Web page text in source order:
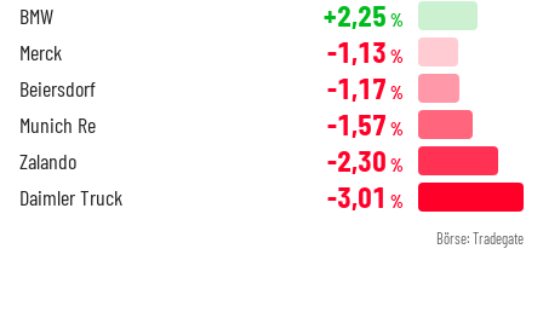
BMW +2,25 %
Merck -1,13 %
Beiersdorf -1,17 %
Munich Re -1,57 %
Zalando -2,30 %
Daimler Truck -3,01 %
Börse: Tradegate